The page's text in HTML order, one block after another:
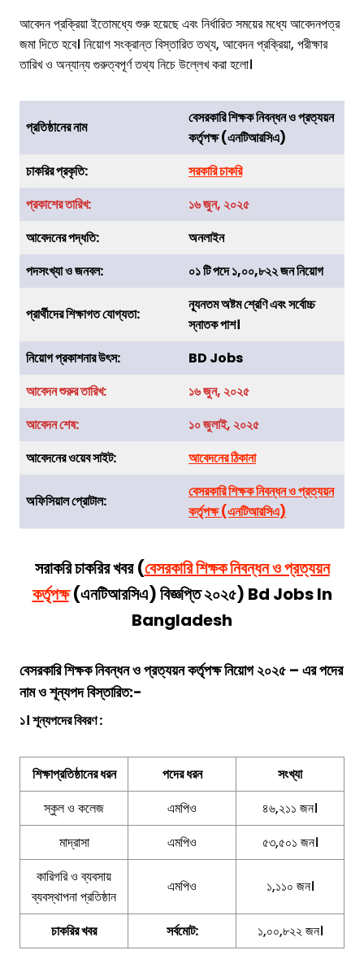
আবেদন প্রক্রিয়া ইতোমধ্যে শুরু হয়েছে এবং নির্ধারিত সময়ের মধ্যে আবেদনপত্র
জমা দিতে হবে। নিয়োগ সংক্রান্ত বিস্তারিত তথ্য, আবেদন প্রক্রিয়া, পরীক্ষার
তারিখ ও অন্যান্য গুরুত্বপূর্ণ তথ্য নিচে উল্লেখ করা হলো।
প্রতিষ্ঠানের নাম
বেসরকারি শিক্ষক নিবন্ধন ও প্রত্যয়ন
কর্তৃপক্ষ (এনটিআরসিএ)
চাকরিরপ্রকৃতি:
সরকারি চাকরি
প্রকাশের তারিখ:
১৬ জুন, ২০২৫
আবেদনের পদ্ধতি:
অনলাইন
পদসংখ্যা ও জনবল:
০১ টি পদে১,০০,৮২২জন নিয়োগ
প্রার্থীদের শিক্ষাগত যোগ্যতা:
ন্যূনতম অষ্টম শ্রেণি এবং সর্বোচ্চ
স্নাতক পাশ।
নিয়োগ প্রকাশনার উৎস:
BD Jobs
আবেদন শুরুর তারিখ:
১৬ জুন, ২০২৫
আবেদন শেষ:
১০ জুলাই, ২০২৫
আবেদনের ওয়েব সাইট:
আবেদনের ঠিকানা
অফিসিয়াল প্রোটাল:
বেসরকারি শিক্ষক নিবন্ধন ও প্রত্যয়ন
কর্তৃপক্ষ (এনটিআরসিএ)
সরাকরি চাকরির খবর (বেসরকারি শিক্ষক নিবন্ধন ও প্রত্যয়ন
কর্তৃপক্ষ(এনটিআরসিএ)বিজ্ঞপ্তি ২০২৫) Bd Jobs In
Bangladesh
বেসরকারি শিক্ষক নিবন্ধন ও প্রত্যয়ন কর্তৃপক্ষনিয়োগ ২০২৫ – এর পদের
নাম ও শূন্যপদ বিস্তারিত:-
১। শূন্যপদের বিবরণ :
শিক্ষাপ্রতিষ্ঠানের ধরন পদের ধরন
সংখ্যা
স্কুল ও কলেজ
এমপিও
৪৬,২১১ জন।
মাদ্রাসা
এমপিও
৫৩,৫০১ জন।
কারিগরি ও ব্যবসায়
ব্যবস্থাপনা প্রতিষ্ঠান
এমপিও ১,১১০ জন।
চাকরির খবর সর্বমোট: ১,০০,৮২২ জন।